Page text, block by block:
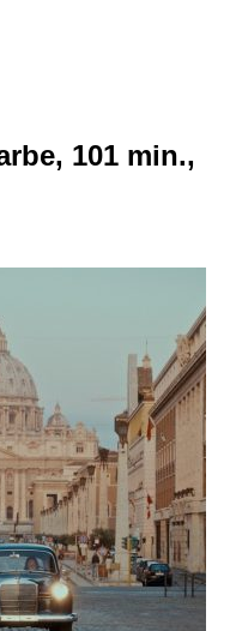
101 min.,